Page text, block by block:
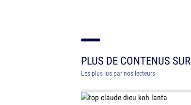
PLUS DE CONTENUS SUR
Les plus lus par nos lecteurs